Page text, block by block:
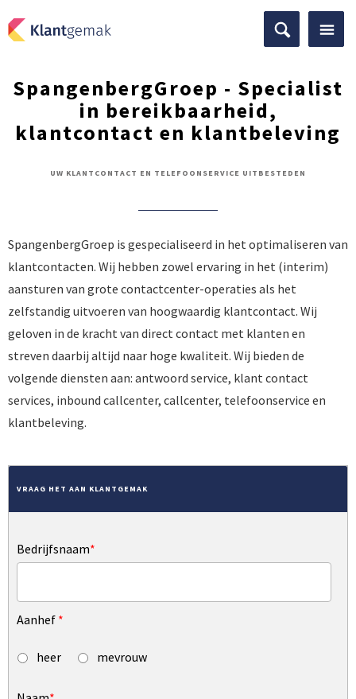
SpangenbergGroep - Specialist
in bereikbaarheid,
klantcontact en klantbeleving
UW KLANTCONTACT EN TELEFOONSERVICE UITBESTEDEN
SpangenbergGroep is gespecialiseerd in het optimaliseren van
klantcontacten. Wij hebben zowel ervaring in het (interim)
aansturen van grote contactcenter-operaties als het
zelfstandig uitvoeren van hoogwaardig klantcontact. Wij
geloven in de kracht van direct contact met klanten en
streven daarbij altijd naar hoge kwaliteit. Wij bieden de
volgende diensten aan: antwoord service, klant contact
services, inbound callcenter, callcenter, telefoonservice en
klantbeleving.
VRAAG HET AAN KLANTGEMAK
Bedrijfsnaam*
Aanhef *
heer mevrouw